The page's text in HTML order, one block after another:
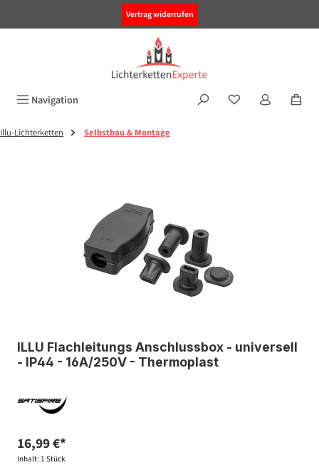
Vertrag widerrufen
Navigation
Illu-Lichterketten Selbstbau & Montage
ILLU Flachleitungs Anschlussbox - universell
- IP44 - 16A/250V - Thermoplast
16,99 €*
Inhalt: 1 Stück